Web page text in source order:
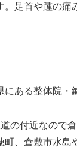
。足首や踵の痛
ある整体院・
の付近なので
町、倉敷市水島